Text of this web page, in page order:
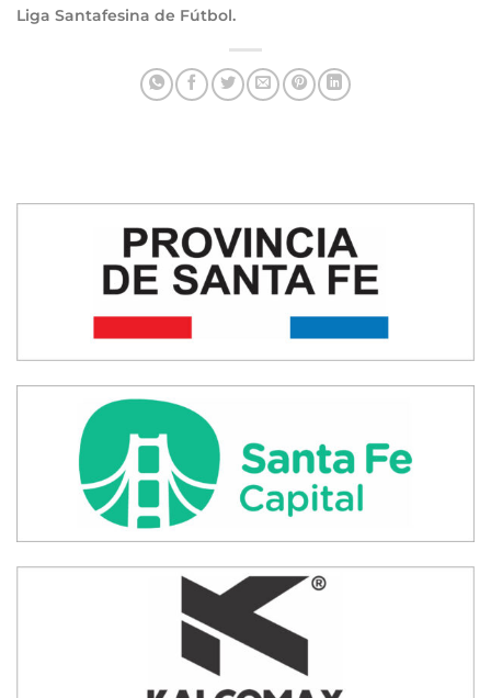
Liga Santafesina de Fútbol.